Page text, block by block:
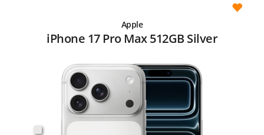
Apple
iPhone 17 Pro Max 512GB Silver